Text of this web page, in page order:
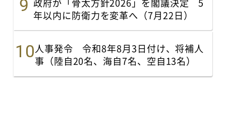
年以内に防衛力を変革へ（7月22日）
人事発令 令和8年8月3日付け、将補人
事（陸自20名、海自7名、空自13名）